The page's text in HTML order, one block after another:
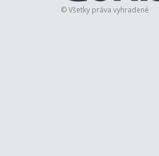
© Všetky práva vyhradené